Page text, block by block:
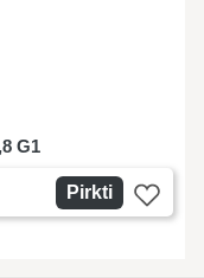
G1
Pirkti